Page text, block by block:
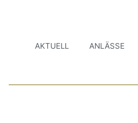
AKTUELL ANLÄSSE